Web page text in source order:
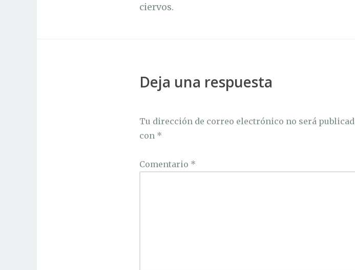
ciervos.
Deja una respuesta
Tu dirección de correo electrónico no será
con *
Comentario *